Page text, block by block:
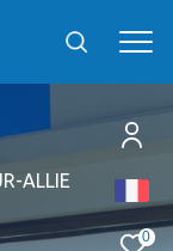
0
ALLIE
vos critères